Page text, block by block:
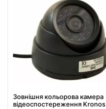
Зовнішня кольорова камера
відеоспостереження Kronos